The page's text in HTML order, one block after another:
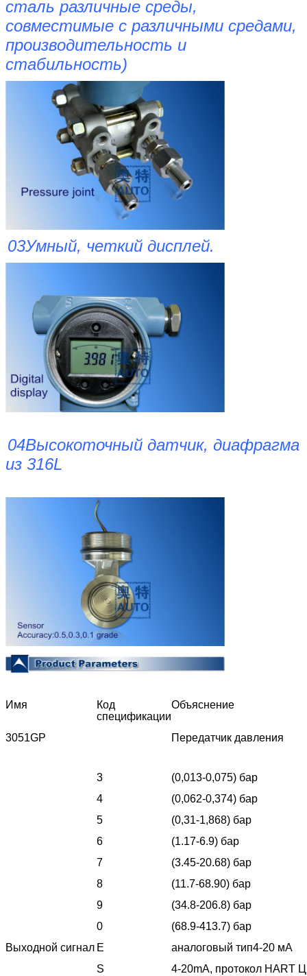
сталь различные среды,
совместимые с различными средами,
производительность и
стабильность)
03Умный, четкий дисплей.
04Высокоточный датчик, диафрагма
из 316L
Имя
Код
спецификации
Объяснение
3051GP Передатчик давления
3
(0,013-0,075) бар
4
(0,062-0,374) бар
5
(0,31-1,868) бар
6
(1.17-6.9) бар
7
(3.45-20.68) бар
8
(11.7-68.90) бар
9
(34.8-206.8) бар
0
(68.9-413.7) бар
Выходной сигнал Е аналоговый тип4-20 мА
S
4-20mA, протокол HART